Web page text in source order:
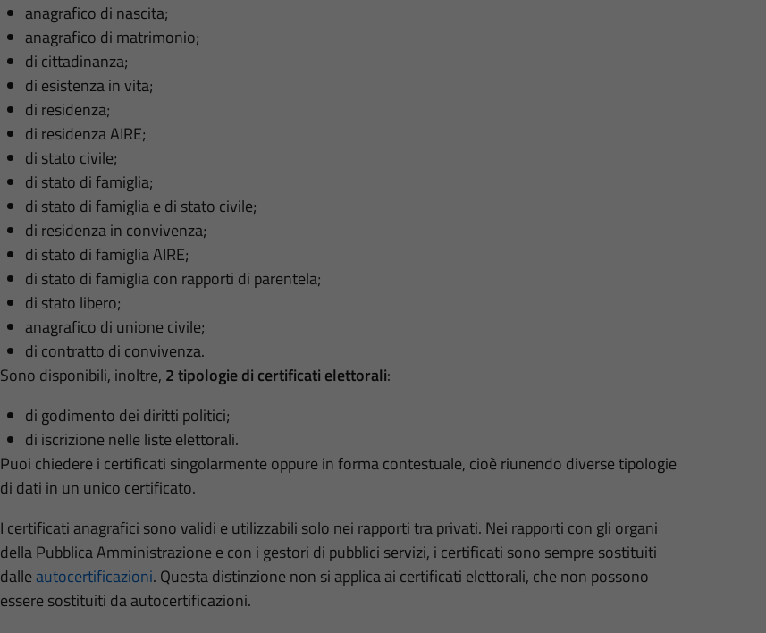
anagrafico di nascita;
anagrafico di matrimonio;
di cittadinanza;
di esistenza in vita;
di residenza;
di residenza AIRE;
di stato civile;
di stato di famiglia;
di stato di famiglia e di stato civile;
di residenza in convivenza;
di stato di famiglia AIRE;
di stato di famiglia con rapporti di parentela;
di stato libero;
anagrafico di unione civile;
di contratto di convivenza.
Sono disponibili, inoltre, 2 tipologie di certificati elettorali:
di godimento dei diritti politici;
di iscrizione nelle liste elettorali.
Puoi chiedere i certificati singolarmente oppure in forma contestuale, cioè riunendo diverse tipologie
di dati in un unico certificato.
I certificati anagrafici sono validi e utilizzabili solo nei rapporti tra privati. Nei rapporti con gli organi
della Pubblica Amministrazione e con i gestori di pubblici servizi, i certificati sono sempre sostituiti
dalleautocertificazioni. Questa distinzione non si applica ai certificati elettorali, che non possono
essere sostituiti da autocertificazioni.